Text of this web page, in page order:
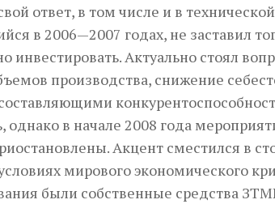
ответ, в том числе и в
в 2006—2007 годах, не заставил
Актуально стоял
производства, снижение
в начале 2008 года
Акцент сместился в
мирового экономического
были собственные средства